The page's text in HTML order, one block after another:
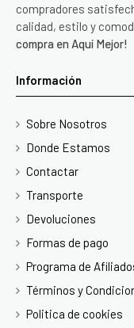
compradores
calidad, estilo y
compra en Aquí Mejor!
Información
Sobre Nosotros
Donde Estamos
Contactar
Transporte
Devoluciones
Formas de pago
Programa de
Términos y
Politica de cookies